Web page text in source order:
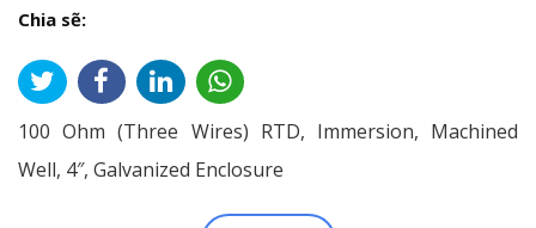
Chia sẽ:
100 Ohm (Three Wires) RTD, Immersion, Machined
Well, 4″, Galvanized Enclosure